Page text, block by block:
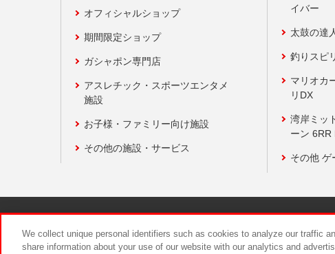
オフィシャルショップ
期間限定ショップ
ガシャポン専門店
アスレチック・スポーツエンタメ
施設
お子様・ファミリー向け施設
その他の施設・サービス
イバー
太鼓の達
釣りスピ
マリオカ
リDX
湾岸ミッ
ーン 6RR
その他 ゲ
We collect unique personal identifiers such as cookies to analyze our traffic
share information about your use of our website with our analytics and